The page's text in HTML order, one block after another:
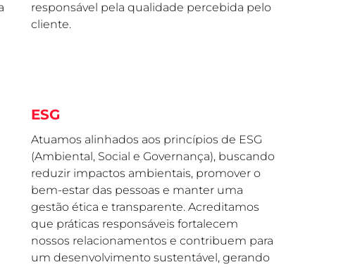
responsável pela qualidade percebida pelo
cliente.
ESG
Atuamos alinhados aos princípios de ESG
(Ambiental, Social e Governança), buscando
reduzir impactos ambientais, promover o
bem-estar das pessoas e manter uma
gestão ética e transparente. Acreditamos
que práticas responsáveis fortalecem
nossos relacionamentos e contribuem para
um desenvolvimento sustentável, gerando